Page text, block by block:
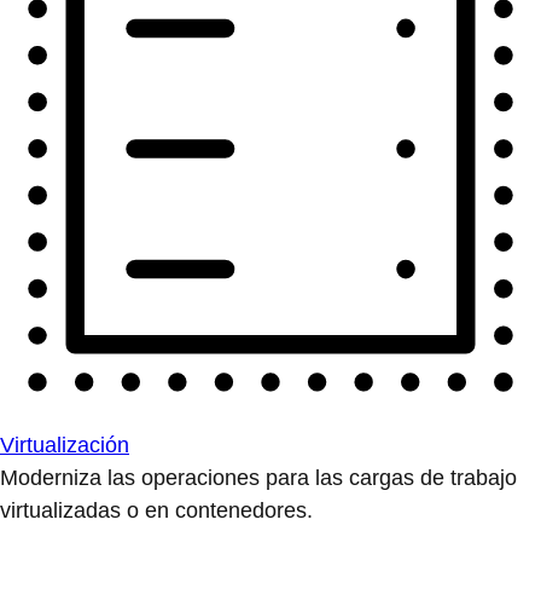
Virtualización
Moderniza las operaciones para las cargas de trabajo
virtualizadas o en contenedores.